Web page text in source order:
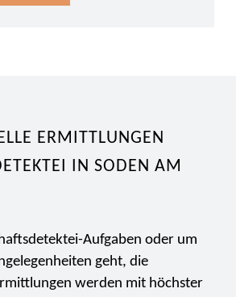
ERMITTLUNGEN
IN SODEN AM
Aufgaben oder um
geht, die
werden mit höchster